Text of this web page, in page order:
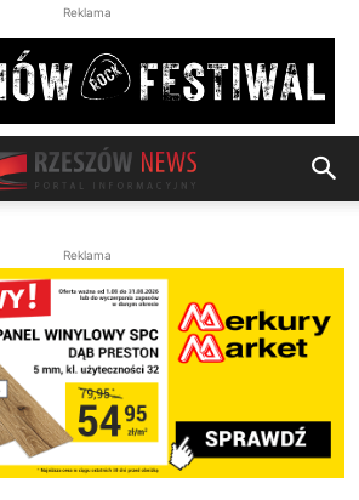
Reklama
Reklama